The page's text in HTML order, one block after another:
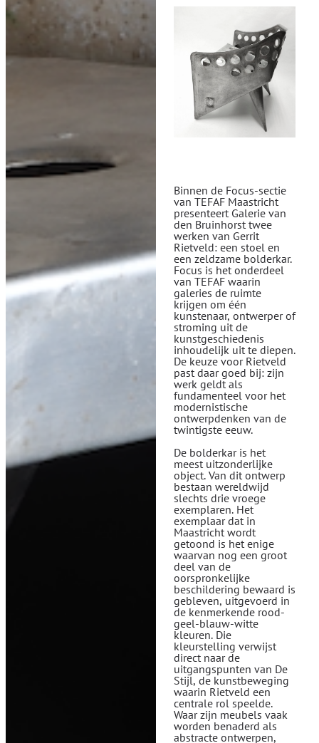
Binnen de Focus-sectie
van TEFAF Maastricht
presenteert Galerie van
den Bruinhorst twee
werken van Gerrit
Rietveld: een stoel en
een zeldzame bolderkar.
Focus is het onderdeel
van TEFAF waarin
galeries de ruimte
krijgen om één
kunstenaar, ontwerper of
stroming uit de
kunstgeschiedenis
inhoudelijk uit te diepen.
De keuze voor Rietveld
past daar goed bij: zijn
werk geldt als
fundamenteel voor het
modernistische
ontwerpdenken van de
twintigste eeuw.
De bolderkar is het
meest uitzonderlijke
object. Van dit ontwerp
bestaan wereldwijd
slechts drie vroege
exemplaren. Het
exemplaar dat in
Maastricht wordt
getoond is het enige
waarvan nog een groot
deel van de
oorspronkelijke
beschildering bewaard is
gebleven, uitgevoerd in
de kenmerkende rood-
geel-blauw-witte
kleuren. Die
kleurstelling verwijst
direct naar de
uitgangspunten van De
Stijl, de kunstbeweging
waarin Rietveld een
centrale rol speelde.
Waar zijn meubels vaak
worden benaderd als
abstracte ontwerpen,